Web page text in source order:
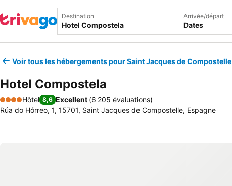
Destination Arrivée/départ
Dates
Voir tous les hébergements pour Saint Jacques de Compostelle
Hotel Compostela
4 Étoiles
Hôtel 8,6 Excellent (6 205 évaluations)
Rúa do Hórreo, 1, 15701, Saint Jacques de Compostelle, Espagne